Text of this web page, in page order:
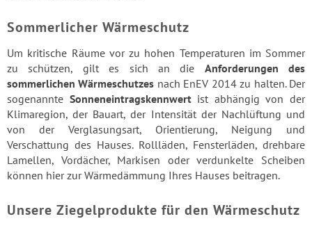
Sommerlicher Wärmeschutz
Um kritische Räume vor zu hohen Temperaturen im Sommer
zu schützen, gilt es sich an die Anforderungen des
sommerlichen Wärmeschutzes nach EnEV 2014 zu halten. Der
sogenannte Sonneneintragskennwertist abhängig von der
Klimaregion, der Bauart, der Intensität der Nachlüftung und
von der Verglasungsart, Orientierung, Neigung und
Verschattung des Hauses. Rollläden, Fensterläden, drehbare
Lamellen, Vordächer, Markisen oder verdunkelte Scheiben
können hier zur Wärmedämmung Ihres Hauses beitragen.
Unsere Ziegelprodukte für den Wärmeschutz